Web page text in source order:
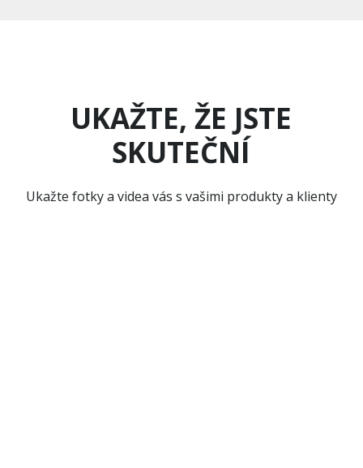
UKAŽTE, ŽE JSTE
SKUTEČNÍ
Ukažte fotky a videa vás s vašimi produkty a klienty